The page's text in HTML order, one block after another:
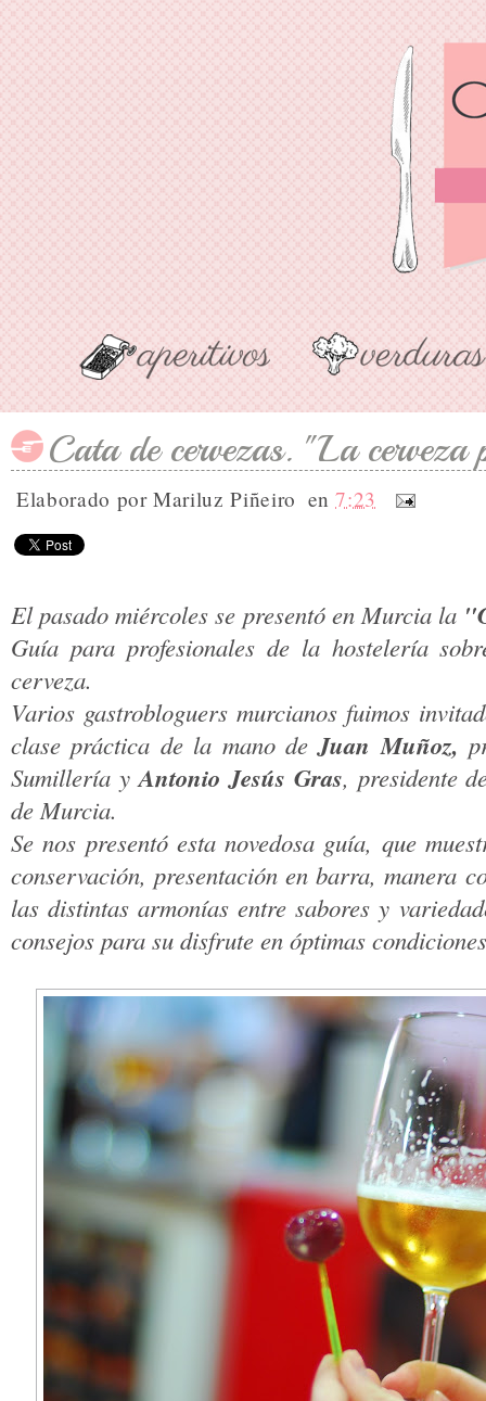
Cata de cervezas. "La cerveza
Elaborado porMariluz Piñeiro en7:23
El pasado miércoles se presentó en Murcia la
Guía para profesionales de la hostelería
cerveza.
Varios gastrobloguers murcianos fuimos
clase práctica de la mano deJuan Muñoz,
Sumillería yAntonio Jesús Gras, presidente
de Murcia.
Se nos presentó esta novedosa guía, que
conservación, presentación en barra, manera
las distintas armonías entre sabores y
consejos para su disfrute en óptimas